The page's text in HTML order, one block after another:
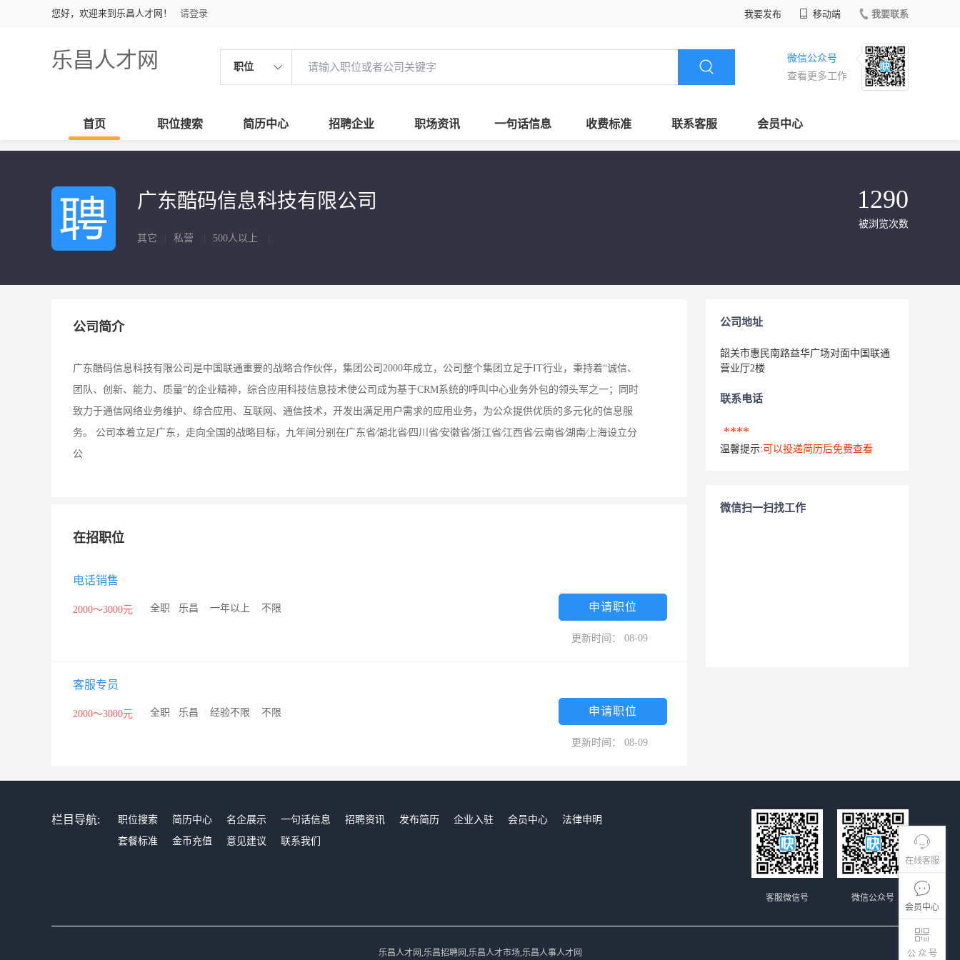
您好，欢迎来到乐昌人才网！ 请登录 我要发布 移动端 我要联系
乐昌人才网 职位
微信公众号
查看更多工作
首页 职位搜索 简历中心 招聘企业 职场资讯 一句话信息 收费标准 联系客服 会员中心
在线客服
会员中心
公 众 号
广东酷码信息科技有限公司
其它 私营 500人以上
1290
被浏览次数
公司简介
广东酷码信息科技有限公司是中国联通重要的战略合作伙伴，集团公司2000年成立，公司整个集团立足于IT行业，秉持着“诚信、
团队、创新、能力、质量”的企业精神，综合应用科技信息技术使公司成为基于CRM系统的呼叫中心业务外包的领头军之一；同时
致力于通信网络业务维护、综合应用、互联网、通信技术，开发出满足用户需求的应用业务，为公众提供优质的多元化的信息服
务。 公司本着立足广东，走向全国的战略目标，九年间分别在广东省∕湖北省∕四川省∕安徽省∕浙江省∕江西省∕云南省∕湖南∕上海设立分
公
在招职位
电话销售
2000～3000元 全职 乐昌 一年以上 不限 申请职位
更新时间： 08-09
客服专员
2000～3000元 全职 乐昌 经验不限 不限 申请职位
更新时间： 08-09
公司地址
韶关市惠民南路益华广场对面中国联通
营业厅2楼
联系电话
****
温馨提示: 可以投递简历后免费查看
微信扫一扫找工作
栏目导航: 职位搜索 简历中心 名企展示 一句话信息 招聘资讯 发布简历 企业入驻 会员中心
法律申明
套餐标准
金币充值 意见建议 联系我们
微信公众号
客服微信号
乐昌人才网,乐昌招聘网,乐昌人才市场,乐昌人事人才网